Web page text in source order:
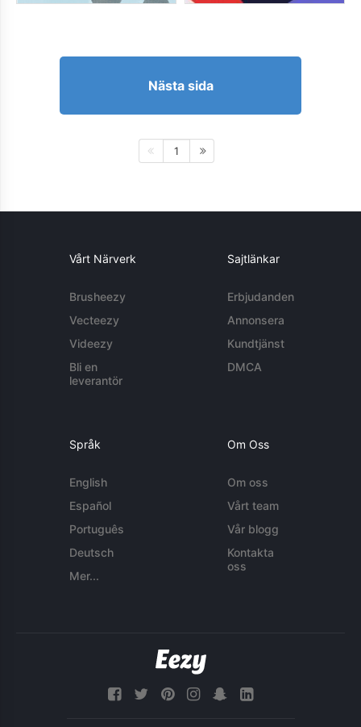
Nästa sida
1
Vårt Närverk
Brusheezy
Vecteezy
Videezy
Bli en
leverantör
Sajtlänkar
Erbjudanden
Annonsera
Kundtjänst
DMCA
Språk
English
Español
Português
Deutsch
Mer...
Om Oss
Om oss
Vårt team
Vår blogg
Kontakta
oss